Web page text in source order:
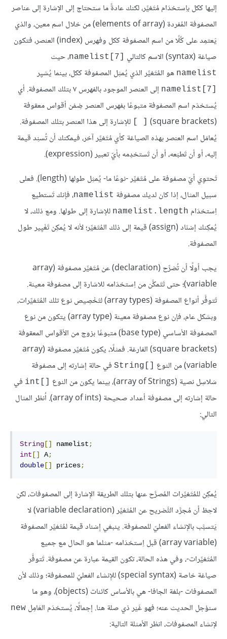
إليها ككل باِستخدَام مُتَغيِّر، لكنك عادةً ما ستحتاج إلى الإشارة إلى عناصر
المصفوفة المُفردة (elements of array) من خلال اسم معين، والذي
يَعتمِد على كُلًا من اسم المصفوفة ككل وفهرس (index) العنصر، فتكون
صياغة (syntax) الاسم كالتالي
namelist[7]‎، حيث
namelist هو المُتَغيِّر الذي يُمثِل المصفوفة ككل، بينما يُشيِر
namelist[7]‎
إلى العنصر الموجود بالفهرس ٧ بتلك المصفوفة. أي
يُستخدَم اسم المصفوفة متبوعًا بفهرس العنصر ضِمْن أقواس معقوفة
(square brackets)
للإشارة إلى هذا العنصر بتلك المصفوفة.
يُعامَل اسم العنصر بهذه الصياغة كأي مُتَغيِّر آخر، فيمكنك أن تُسنِد قيمة
إليه، أو أن تَطبَعه، أو أن تَستخدِمه بأيّ تعبير (expression).
تَحتوِي أيّ مصفوفة على مُتَغيِّر -نوعًا ما- يُمثِل طولها (length). فعلى
سبيل المثال، إذا كان لديك مصفوفة namelist، فإنك تَستطيع
اِستخدَام namelist.length للإشارة إلى طولها. ومع ذلك، لا
يُمكِنك إسْنَاد (assign) قيمة إلى ذلك المُتَغيِّر؛ لأنه لا يُمكِن تَغْيِير طول
المصفوفة.
يجب أولًا أن تُصَرِّح (declaration) عن مُتَغيِّر مصفوفة (array
variable)؛ حتى تَتَمكَّن من اِستخدَامه للاشارة إلى مصفوفة معينة.
تَتوفَّر أنواع المصفوفة (array types) لتَخْصِيص نوع تلك المُتَغيِّرات،
وبشكل عام، فإن نوع مصفوفة معينة (array type) يتكون من نوع
المصفوفة الأساسي (base type) متبوعًا بزوج من الأقواس المعقوفة
(square brackets) الفارغة. فمثلًا، يكون مُتَغيِّر مصفوفة (array
variable) من النوع
String[]‎ في حالة إشارته إلى مصفوفة
سَلاسِل نصية (array of Strings)، بينما يكون من النوع
int[]‎ في
حالة إشارته إلى مصفوفة أعداد صحيحة (array of ints). اُنظر المثال
التالي:
String [] namelist ;
int [] A;
double [] prices;
يُمكِن للمُتَغيِّرات المُصرَّح عنها بتلك الطريقة الإشارة إلى المصفوفات، لكن
لاحِظ أن مُجرَّد التَّصْريح عن المُتَغيِّر (variable declaration) لا
يَتسبَّب بالإنشاء الفعليّ للمصفوفة. ينبغي إِسْناد قيمة لمُتَغيِّر المصفوفة
(array variable) قبل اِستخدَامه -مثلما هو الحال مع جميع
المُتَغيِّرات-، وفي هذه الحالة، تكون القيمة عبارة عن مصفوفة. تَتوفَّر
صياغة خاصة (special syntax) للإِنشاء الفعليّ للمصفوفة؛ وذلك لأن
المصفوفات -بلغة الجافا- هي بالأساس كائنات (objects)، وهو ما
سنؤجل الحديث عنه؛ فهو غَيْر ذي صلة هنا. إجمالًا، يُستخدَم العَامِل new
لإنشاء المصفوفات، انظر الأمثلة التالية: